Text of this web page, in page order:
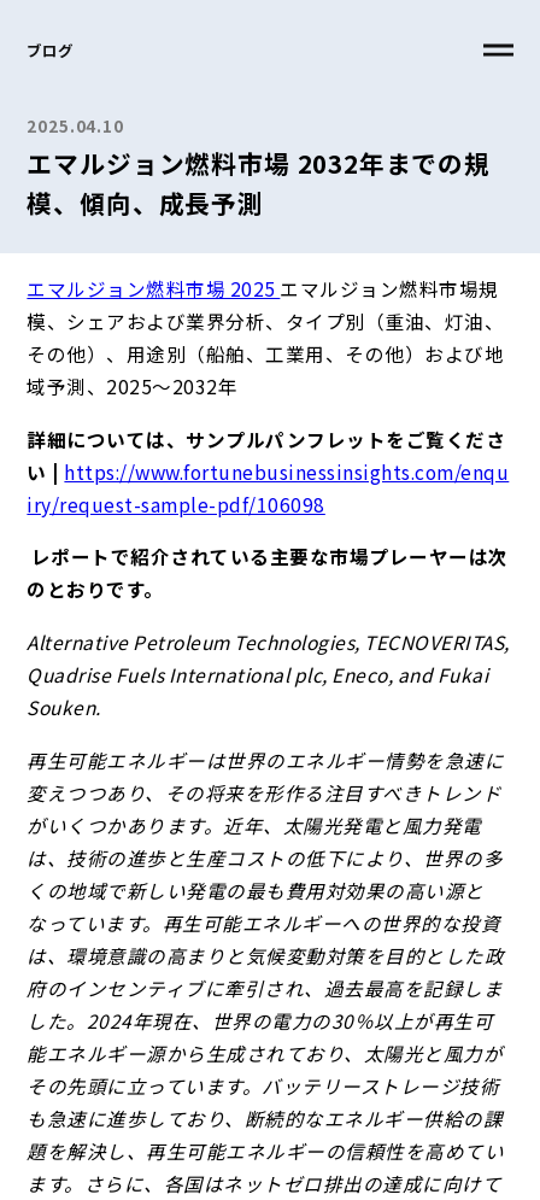
ブログ
2025.04.10
エマルジョン燃料市場 2032年までの規
模、傾向、成長予測
エマルジョン燃料市場 2025 エマルジョン燃料市場規
模、シェアおよび業界分析、タイプ別（重油、灯油、
その他）、用途別（船舶、工業用、その他）および地
域予測、2025～2032年
詳細については、サンプルパンフレットをご覧くださ
い | https://www.fortunebusinessinsights.com/enqu
iry/request-sample-pdf/106098
レポートで紹介されている主要な市場プレーヤーは次
のとおりです。
Alternative Petroleum Technologies, TECNOVERITAS,
Quadrise Fuels International plc, Eneco, and Fukai
Souken.
再生可能エネルギーは世界のエネルギー情勢を急速に
変えつつあり、その将来を形作る注目すべきトレンド
がいくつかあります。近年、太陽光発電と風力発電
は、技術の進歩と生産コストの低下により、世界の多
くの地域で新しい発電の最も費用対効果の高い源と
なっています。再生可能エネルギーへの世界的な投資
は、環境意識の高まりと気候変動対策を目的とした政
府のインセンティブに牽引され、過去最高を記録しま
した。2024年現在、世界の電力の30％以上が再生可
能エネルギー源から生成されており、太陽光と風力が
その先頭に立っています。バッテリーストレージ技術
も急速に進歩しており、断続的なエネルギー供給の課
題を解決し、再生可能エネルギーの信頼性を高めてい
ます。さらに、各国はネットゼロ排出の達成に向けて